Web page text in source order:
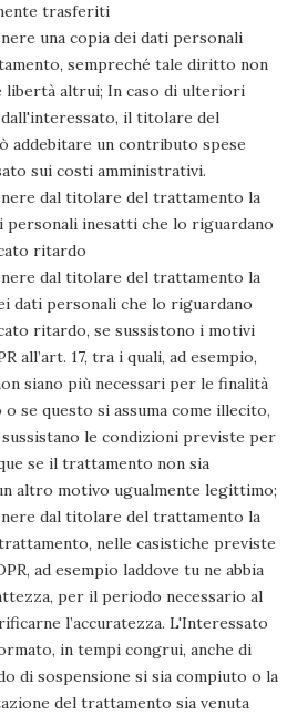
trasferiti
una copia dei dati personali
sempreché tale diritto non
libertà altrui; In caso di ulteriori
il titolare del
addebitare un contributo spese
sui costi amministrativi.
dal titolare del trattamento la
inesatti che lo riguardano
ritardo
dal titolare del trattamento la
dati personali che lo riguardano
ritardo, se sussistono i motivi
all’art. 17, tra i quali, ad esempio,
siano più necessari per le finalità
se questo si assuma come illecito,
le condizioni previste per
se il trattamento non sia
altro motivo ugualmente legittimo;
dal titolare del trattamento la
nelle casistiche previste
ad esempio laddove tu ne abbia
per il periodo necessario al
l’accuratezza. L'Interessato
in tempi congrui, anche di
di sospensione si sia compiuto o la
del trattamento sia venuta